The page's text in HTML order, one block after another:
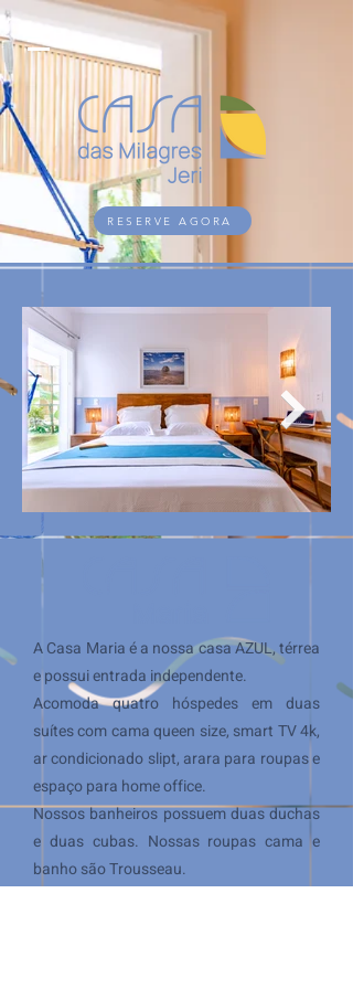
RESERVE AGORA
A Casa Maria é a nossa casa AZUL, térrea
e possui entrada independente.
Acomoda quatro hóspedes em duas
suítes com cama queen size, smart TV 4k,
ar condicionado slipt, arara para roupas e
espaço para home office.
Nossos banheiros possuem duas duchas
e duas cubas. Nossas roupas cama e
banho são Trousseau.